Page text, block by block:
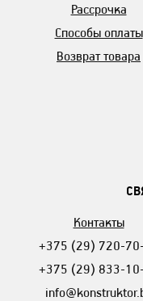
Рассрочка
Способы оплаты
Возврат товара
Контакты
+375 (29) 720-
+375 (29) 833-